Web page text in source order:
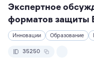
Экспертное
форматов защиты
Инновации Образование
35250